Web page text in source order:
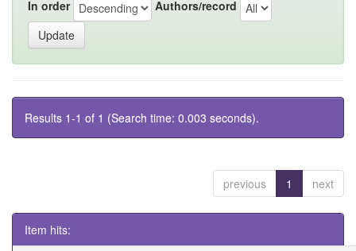
In order Authors/record
Results 1-1 of 1 (Search time: 0.003 seconds).
previous 1 next
Item hits: